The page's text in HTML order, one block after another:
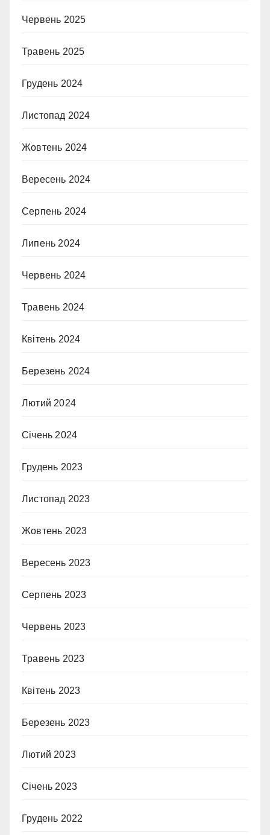
Червень 2025
Травень 2025
Грудень 2024
Листопад 2024
Жовтень 2024
Вересень 2024
Серпень 2024
Липень 2024
Червень 2024
Травень 2024
Квітень 2024
Березень 2024
Лютий 2024
Січень 2024
Грудень 2023
Листопад 2023
Жовтень 2023
Вересень 2023
Серпень 2023
Червень 2023
Травень 2023
Квітень 2023
Березень 2023
Лютий 2023
Січень 2023
Грудень 2022